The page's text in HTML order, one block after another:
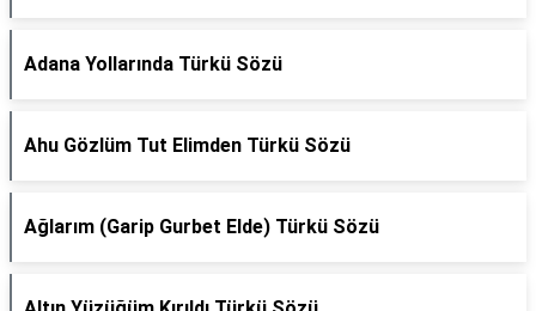
Adana Yollarında Türkü Sözü
Ahu Gözlüm Tut Elimden Türkü Sözü
Ağlarım (Garip Gurbet Elde) Türkü Sözü